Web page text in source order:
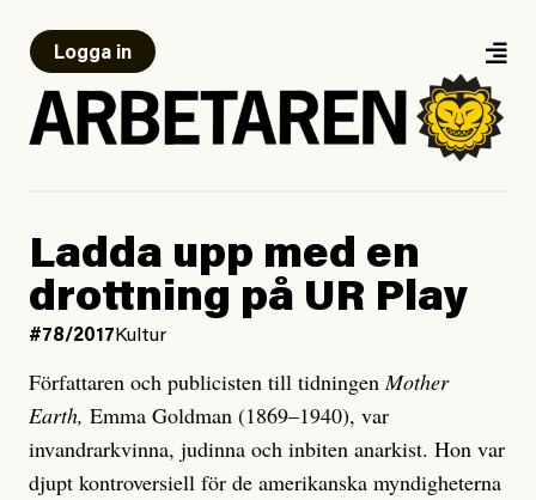
Logga in
Ladda upp med en
drottning på UR Play
#78/2017Kultur
Författaren och publicisten till tidningenMother
Earth, Emma Goldman (1869–1940), var
invandrarkvinna, judinna och inbiten anarkist. Hon var
djupt kontroversiell för de amerikanska myndigheterna